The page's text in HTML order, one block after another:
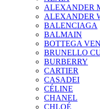
ALEXANDER
ALEXANDER
BALENCIAGA
BALMAIN
BOTTEGA
BRUNELLO
BURBERRY
CARTIER
CASADEI
CÉLINE
CHANEL
CHLOÉ